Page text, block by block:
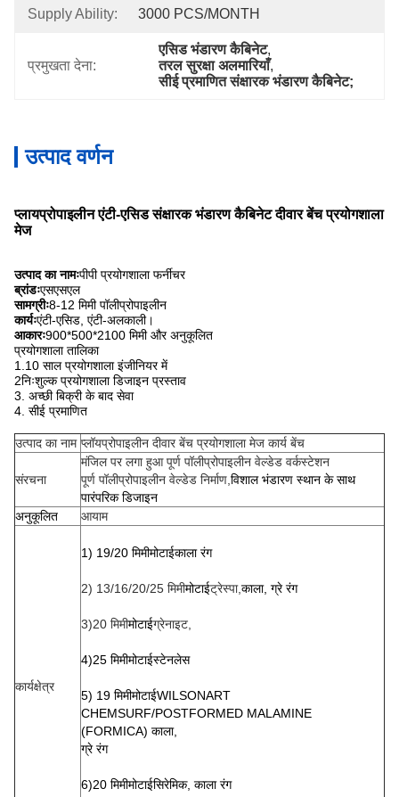
Supply Ability: 3000 PCS/MONTH
प्रमुखता देना:
एसिड भंडारण कैबिनेट,
तरल सुरक्षा अलमारियाँ,
सीई प्रमाणित संक्षारक भंडारण कैबिनेट;
उत्पाद वर्णन
प्लायप्रोपाइलीन एंटी-एसिड संक्षारक भंडारण कैबिनेट दीवार बेंच प्रयोगशाला
मेज
उत्पाद का नामःपीपी प्रयोगशाला फर्नीचर
ब्रांडःएसएसएल
सामग्रीः8-12 मिमी पॉलीप्रोपाइलीन
कार्यःएंटी-एसिड, एंटी-अलकाली।
आकारः900*500*2100 मिमी और अनुकूलित
प्रयोगशाला तालिका
1.10 साल प्रयोगशाला इंजीनियर में
2निःशुल्क प्रयोगशाला डिजाइन प्रस्ताव
3. अच्छी बिक्री के बाद सेवा
4. सीई प्रमाणित
उत्पाद का नाम प्लॉयप्रोपाइलीन दीवार बेंच प्रयोगशाला मेज कार्य बेंच
संरचना
मंजिल पर लगा हुआ पूर्ण पॉलीप्रोपाइलीन वेल्डेड वर्कस्टेशन
पूर्ण पॉलीप्रोपाइलीन वेल्डेड निर्माण, विशाल भंडारण स्थान के साथ
पारंपरिक डिजाइन
अनुकूलित
आयाम
कार्यक्षेत्र
1) 19/20 मिमीमोटाईकाला रंग
2) 13/16/20/25 मिमीमोटाईट्रेस्पा,काला, ग्रे रंग
3)20 मिमीमोटाईग्रेनाइट,
4)25 मिमीमोटाईस्टेनलेस
5) 19 मिमीमोटाईWILSONART
CHEMSURF/POSTFORMED MALAMINE
(FORMICA) काला,
ग्रे रंग
6)20 मिमीमोटाईसिरेमिक, काला रंग